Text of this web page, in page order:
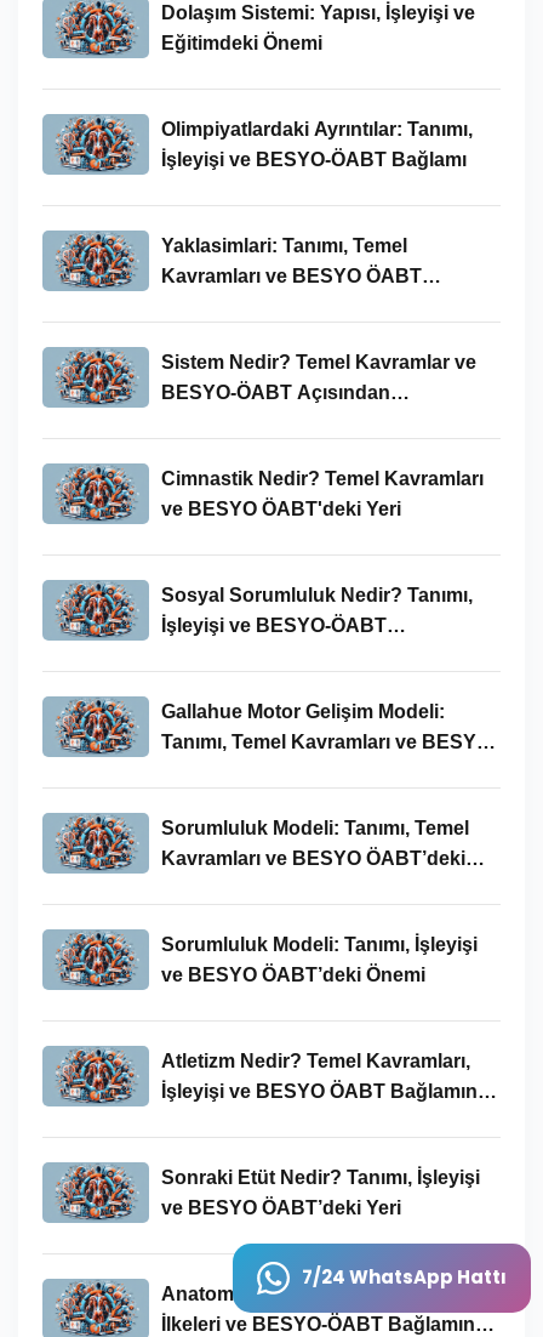
7/24 WhatsApp Hattı
Dolaşım Sistemi: Yapısı, İşleyişi ve
Eğitimdeki Önemi
Olimpiyatlardaki Ayrıntılar: Tanımı,
İşleyişi ve BESYO-ÖABT Bağlamı
Yaklasimlari: Tanımı, Temel
Kavramları ve BESYO ÖABT
Sistem Nedir? Temel Kavramlar ve
BESYO-ÖABT Açısından
Cimnastik Nedir? Temel Kavramları
ve BESYO ÖABT'deki Yeri
Sosyal Sorumluluk Nedir? Tanımı,
İşleyişi ve BESYO-ÖABT
Gallahue Motor Gelişim Modeli:
Tanımı, Temel Kavramları ve BESYO-
Sorumluluk Modeli: Tanımı, Temel
Kavramları ve BESYO ÖABT’deki
Sorumluluk Modeli: Tanımı, İşleyişi
ve BESYO ÖABT’deki Önemi
Atletizm Nedir? Temel Kavramları,
İşleyişi ve BESYO ÖABT Bağlamında
Sonraki Etüt Nedir? Tanımı, İşleyişi
ve BESYO ÖABT’deki Yeri
Anatomik Kavramı: Tanımı, Temel
İlkeleri ve BESYO-ÖABT Bağlamında